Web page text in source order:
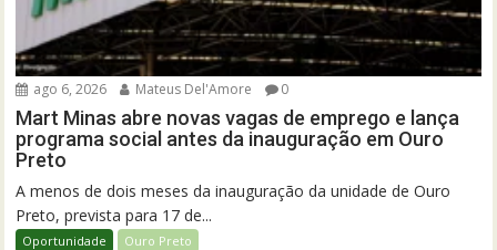
ago 6, 2026 Mateus Del'Amore 0
Mart Minas abre novas vagas de emprego e lança
programa social antes da inauguração em Ouro
Preto
A menos de dois meses da inauguração da unidade de Ouro
Preto, prevista para 17 de...
Oportunidade Ouro Preto